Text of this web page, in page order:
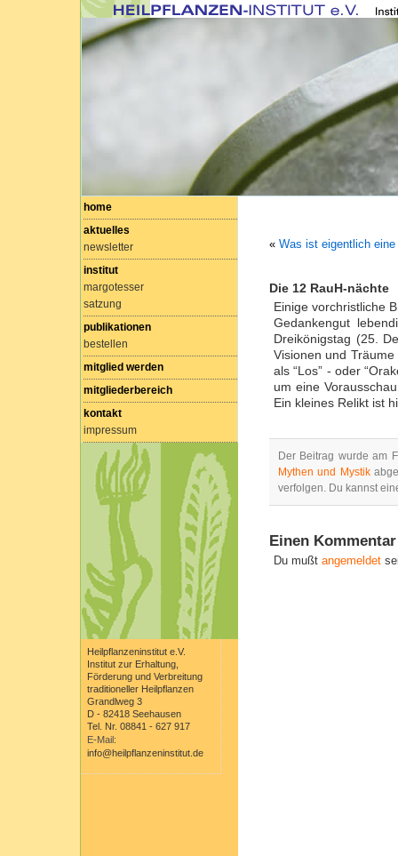
home
aktuelles
newsletter
institut
margotesser
satzung
publikationen
bestellen
mitglied werden
mitgliederbereich
kontakt
impressum
Heilpflanzeninstitut e.V.
Institut zur Erhaltung,
Förderung und Verbreitung
traditioneller Heilpflanzen
Grandlweg 3
D - 82418 Seehausen
Tel. Nr. 08841 - 627 917
E-Mail:
info@heilpflanzeninstitut.de
« Was ist eigentlich eine
Die 12 RauH-nächte
Einige vorchristliche
Gedankengut
Dreikönigstag (25.
Visionen und
als “Los” - oder
um eine
Ein kleines Relikt ist
Der Beitrag wurde am
Mythen und Mystik
verfolgen. Du kannst
Einen
Du mußt angemeldet